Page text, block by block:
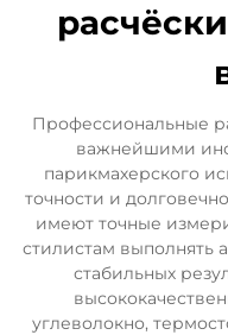
Профессиональные
важнейшими
парикмахерского
точности и
имеют точные
стилистам выполнять
стабильных
углеволокно,